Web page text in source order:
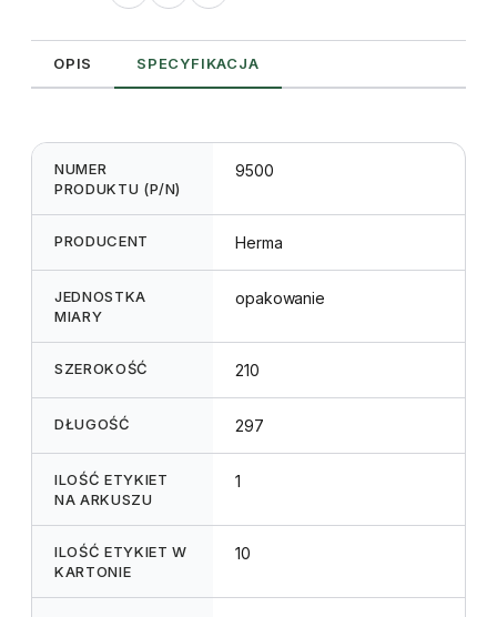
OPIS SPECYFIKACJA
NUMER
PRODUKTU (P/N)
9500
PRODUCENT Herma
JEDNOSTKA
MIARY
opakowanie
SZEROKOŚĆ 210
DŁUGOŚĆ 297
ILOŚĆ ETYKIET
NA ARKUSZU
1
ILOŚĆ ETYKIET W
KARTONIE
10